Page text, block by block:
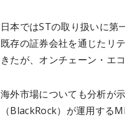
日本ではSTの取り扱いに第
既存の証券会社を通じたリ
きたが、オンチェーン・エ
海外市場についても分析が
（BlackRock）が運用する